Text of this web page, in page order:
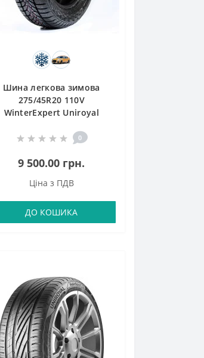
Шина легкова зимова
275/45R20 110V
WinterExpert Uniroyal
0
9 500.00 грн.
Ціна з ПДВ
ДО КОШИКА